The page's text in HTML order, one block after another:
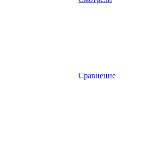
Сравнение